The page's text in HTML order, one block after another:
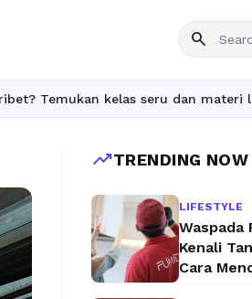
search
seru dan materi lengkap hanya di
trending_upTRENDING NOW
LIFESTYLE
Waspada
Kenali
Cara